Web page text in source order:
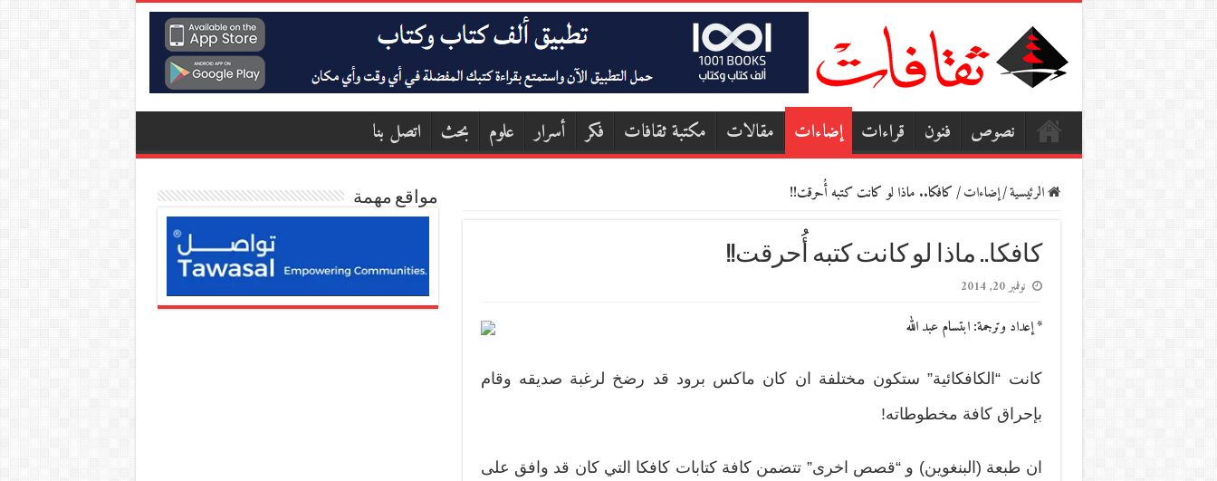
نصوص فنون قراءات إضاءات مقالات مكتبة ثقافات فكر أسرار علوم بحث اتصل بنا
الرئيسية/إضاءات/كافكا.. ماذا لو كانت كتبه أُحرقت!!
كافكا.. ماذا لو كانت كتبه أُحرقت!!
نوفمبر 20, 2014
* إعداد وترجمة: ابتسام عبد الله
كانت “الكافكائية” ستكون مختلفة ان كان ماكس برود قد رضخ لرغبة صديقه وقام
بإحراق كافة مخطوطاته!
ان طبعة (البنغوين) و “قصص اخرى” تتضمن كافة كتابات كافكا التي كان قد وافق على
مواقع مهمة